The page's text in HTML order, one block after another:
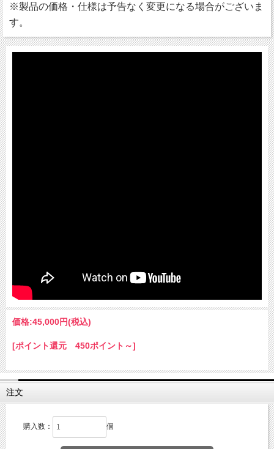
※製品の価格・仕様は予告なく変更になる場合がございま
す。
価格:45,000円(税込)
[ポイント還元 450ポイント～]
注文
購入数： 個